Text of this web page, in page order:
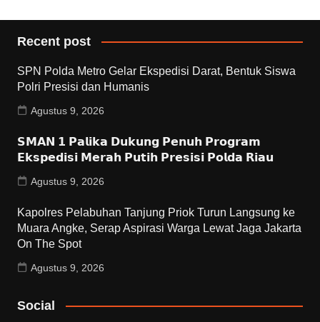
Recent post
SPN Polda Metro Gelar Ekspedisi Darat, Bentuk Siswa
Polri Presisi dan Humanis
Agustus 9, 2026
𝗦𝗠𝗔𝗡 𝟭 𝗣𝗮𝗹𝗶𝗸𝗮 𝗗𝘂𝗸𝘂𝗻𝗴 𝗣𝗲𝗻𝘂𝗵 𝗣𝗿𝗼𝗴𝗿𝗮𝗺
𝗘𝗸𝘀𝗽𝗲𝗱𝗶𝘀𝗶 𝗠𝗲𝗿𝗮𝗵 𝗣𝘂𝘁𝗶𝗵 𝗣𝗿𝗲𝘀𝗶𝘀𝗶 𝗣𝗼𝗹𝗱𝗮 𝗥𝗶𝗮𝘂
Agustus 9, 2026
Kapolres Pelabuhan Tanjung Priok Turun Langsung ke
Muara Angke, Serap Aspirasi Warga Lewat Jaga Jakarta
On The Spot
Agustus 9, 2026
Social